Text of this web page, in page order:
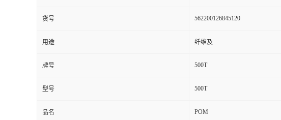
货号 562200126845120
用途 纤维及
牌号 500T
型号 500T
品名 POM